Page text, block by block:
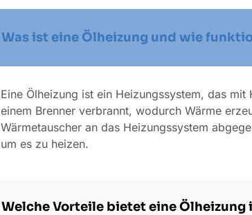
Was ist eine Ölheizung und wie
Eine Ölheizung ist ein Heizungssystem, das
einem Brenner verbrannt, wodurch Wärme
Wärmetauscher an das Heizungssystem
um es zu heizen.
Welche Vorteile bietet eine Ölheizung